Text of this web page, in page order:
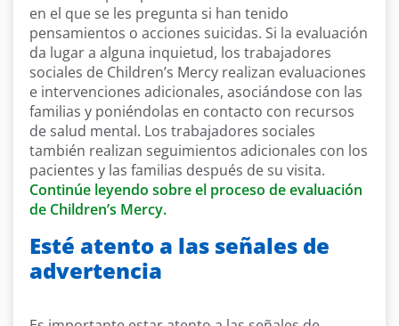
en el que se les pregunta si han tenido
pensamientos o acciones suicidas. Si la evaluación
da lugar a alguna inquietud, los trabajadores
sociales de Children’s Mercy realizan evaluaciones
e intervenciones adicionales, asociándose con las
familias y poniéndolas en contacto con recursos
de salud mental. Los trabajadores sociales
también realizan seguimientos adicionales con los
pacientes y las familias después de su visita.
Continúe leyendo sobre el proceso de evaluación
de Children’s Mercy.
Esté atento a las señales de
advertencia